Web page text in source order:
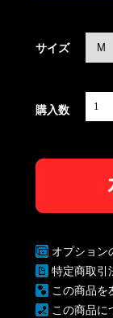
サイズ
購入数
オプション
特定商取引
この商品を
この商品に